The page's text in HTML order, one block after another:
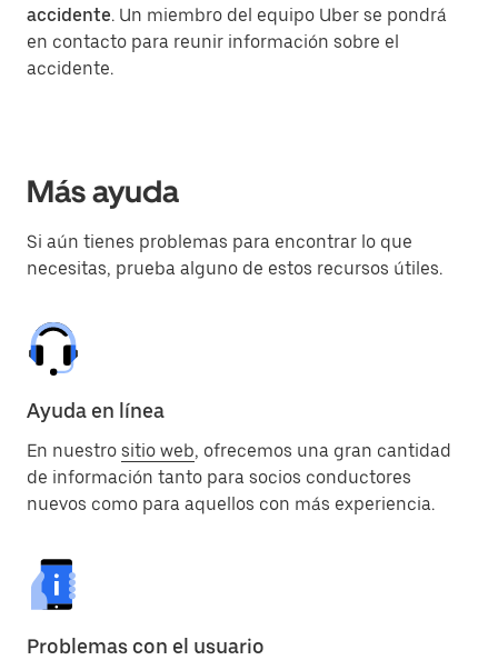
accidente. Un miembro del equipo Uber se pondrá
en contacto para reunir información sobre el
accidente.
Más ayuda
Si aún tienes problemas para encontrar lo que
necesitas, prueba alguno de estos recursos útiles.
Ayuda en línea
En nuestro sitio web, ofrecemos una gran cantidad
de información tanto para socios conductores
nuevos como para aquellos con más experiencia.
Problemas con el usuario